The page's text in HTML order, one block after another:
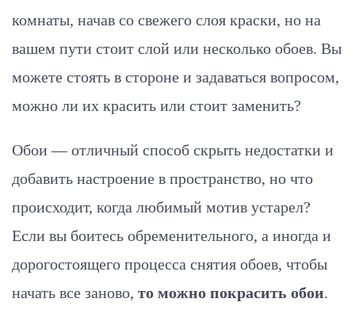
комнаты, начав со свежего слоя краски, но на
вашем пути стоит слой или несколько обоев. Вы
можете стоять в стороне и задаваться вопросом,
можно ли их красить или стоит заменить?
Обои — отличный способ скрыть недостатки и
добавить настроение в пространство, но что
происходит, когда любимый мотив устарел?
Если вы боитесь обременительного, а иногда и
дорогостоящего процесса снятия обоев, чтобы
начать все заново, то можно покрасить обои.